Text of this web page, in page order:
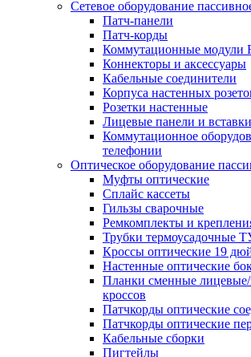
Сетевое оборудование
Патч-панели
Патч-корды
Коммутационные модули
Коннекторы и аксессуары
Кабельные соединители
Корпуса настенных
Розетки настенные
Лицевые панели и вставки
Коммутационное
телефонии
Оптическое оборудование
Муфты оптические
Сплайс кассеты
Гильзы сварочные
Ремкомплекты и
Трубки термоусадочные
Кроссы оптические 19
Настенные оптические
Планки сменные лицевые/
кроссов
Патчкорды оптические
Патчкорды оптические
Кабельные сборки
Пигтейлы